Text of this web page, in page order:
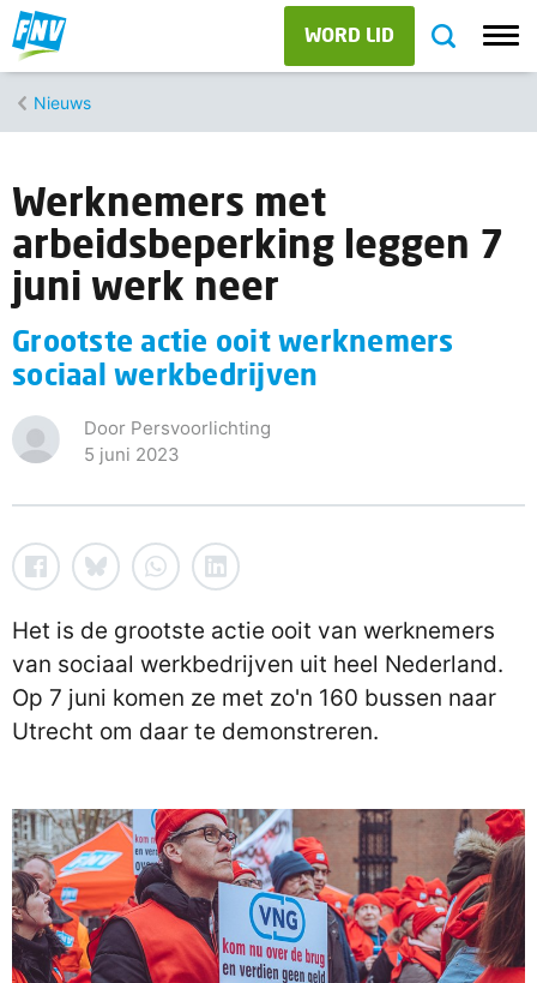
WORD LID
Nieuws
Werknemers met
arbeidsbeperking leggen 7
juni werk neer
Grootste actie ooit werknemers
sociaal werkbedrijven
Door Persvoorlichting
5 juni 2023
Het is de grootste actie ooit van werknemers
van sociaal werkbedrijven uit heel Nederland.
Op 7 juni komen ze met zo'n 160 bussen naar
Utrecht om daar te demonstreren.